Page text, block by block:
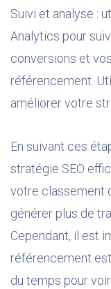
Suivi et analyse :
Analytics pour
conversions et
référencement.
améliorer votre
En suivant ces
stratégie SEO
votre classement
générer plus de
Cependant, il est
référencement
du temps pour